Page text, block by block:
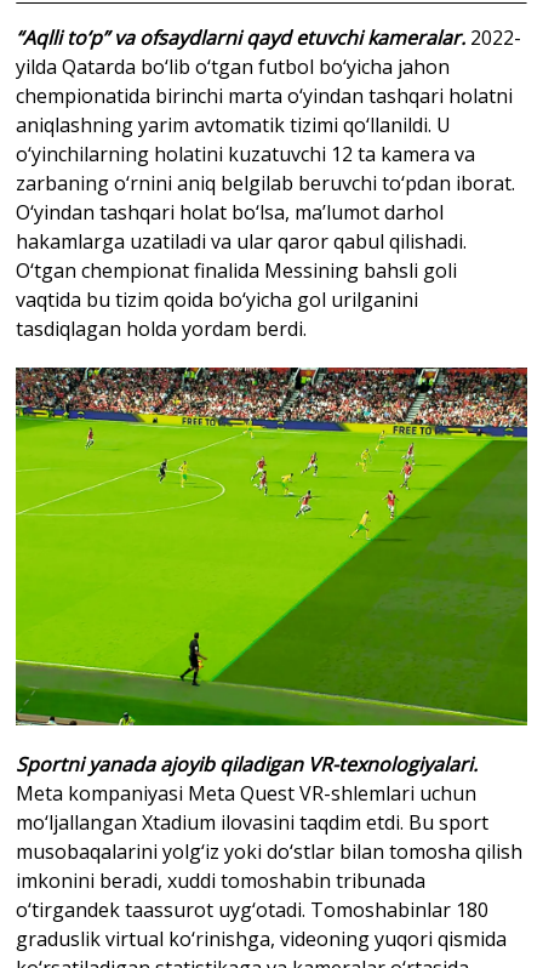
“Aqlli to‘p” va ofsaydlarni qayd etuvchi kameralar. 2022-
yilda Qatarda bo‘lib o‘tgan futbol bo‘yicha jahon
chempionatida birinchi marta o‘yindan tashqari holatni
aniqlashning yarim avtomatik tizimi qo‘llanildi. U
o‘yinchilarning holatini kuzatuvchi 12 ta kamera va
zarbaning o‘rnini aniq belgilab beruvchi to‘pdan iborat.
O‘yindan tashqari holat bo‘lsa, ma’lumot darhol
hakamlarga uzatiladi va ular qaror qabul qilishadi.
O‘tgan chempionat finalida Messining bahsli goli
vaqtida bu tizim qoida bo‘yicha gol urilganini
tasdiqlagan holda yordam berdi.
Sportni yanada ajoyib qiladigan VR-texnologiyalari.
Meta kompaniyasi Meta Quest VR-shlemlari uchun
mo‘ljallangan Xtadium ilovasini taqdim etdi. Bu sport
musobaqalarini yolg‘iz yoki do‘stlar bilan tomosha qilish
imkonini beradi, xuddi tomoshabin tribunada
o‘tirgandek taassurot uyg‘otadi. Tomoshabinlar 180
graduslik virtual ko‘rinishga, videoning yuqori qismida